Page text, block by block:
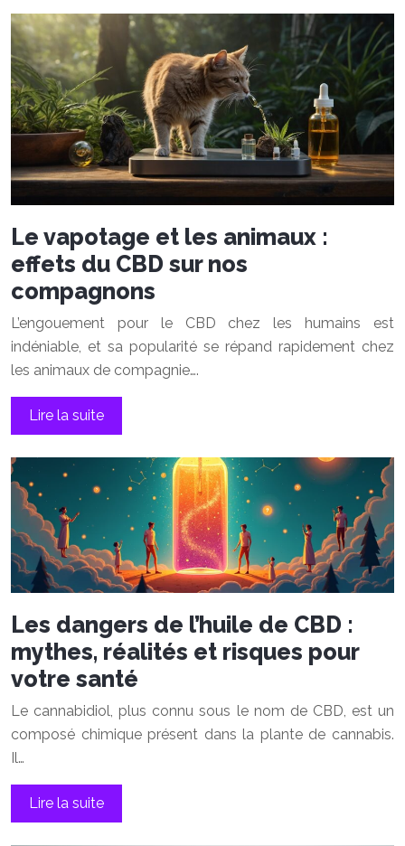
Le vapotage et les animaux :
effets du CBD sur nos
compagnons
L’engouement pour le CBD chez les humains est
indéniable, et sa popularité se répand rapidement chez
les animaux de compagnie….
Lire la suite
Les dangers de l’huile de CBD :
mythes, réalités et risques pour
votre santé
Le cannabidiol, plus connu sous le nom de CBD, est un
composé chimique présent dans la plante de cannabis.
Il…
Lire la suite